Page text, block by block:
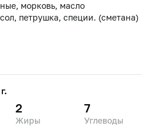
морковь, масло
2
Жиры
7
Углеводы